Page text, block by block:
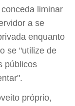
liminar
a se
enquanto
se "utilize de
públicos
próprio,